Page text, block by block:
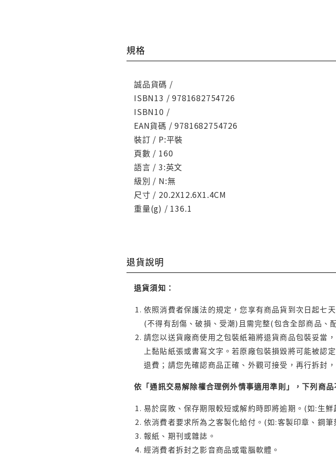
規格
誠品貨碼 /
ISBN13 / 9781682754726
ISBN10 /
EAN貨碼 / 9781682754726
裝訂 / P:平裝
頁數 / 160
語言 / 3:英文
級別 / N:無
尺寸 / 20.2X12.6X1.4CM
重量(g) / 136.1
退貨說明
退貨須知：
依照消費者保護法的規定，您享有商品貨到次日起七
(不得有刮傷、破損、受潮)且需完整(包含全部商品、
請您以送貨廠商使用之包裝紙箱將退貨商品包裝妥當
上黏貼紙張或書寫文字。若原廠包裝損毀將可能被認
退費；請您先確認商品正確、外觀可接受，再行拆封
依「通訊交易解除權合理例外情事適用準則」，下列商
易於腐敗、保存期限較短或解約時即將逾期。(如:生
依消費者要求所為之客製化給付。(如:客製印章、鋼筆
報紙、期刊或雜誌。
經消費者拆封之影音商品或電腦軟體。